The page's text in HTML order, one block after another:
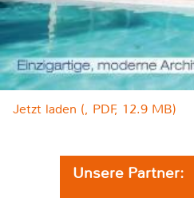
Jetzt laden (, PDF, 12.9 MB)
Unsere Partner: